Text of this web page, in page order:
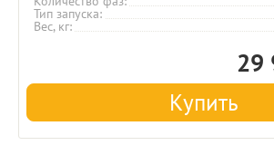
Тип запуска
Вес, кг
29
Купить